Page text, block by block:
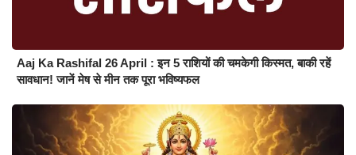
Aaj Ka Rashifal 26 April : इन 5 राशियों की चमकेगी किस्मत, बाकी रहें
सावधान! जानें मेष से मीन तक पूरा भविष्यफल